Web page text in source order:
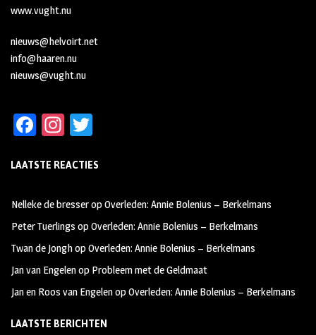
www.vught.nu
nieuws@helvoirt.net
info@haaren.nu
nieuws@vught.nu
Fa
b
oo
k
In
ag
m
tt
LAATSTE REACTIES
Nelleke de bresseropOverleden: Annie Bolenius – Berkelmans
Peter Tuerlings opOverleden: Annie Bolenius – Berkelmans
Twan de JonghopOverleden: Annie Bolenius – Berkelmans
Jan van Engelenop Probleem met de Geldmaat
Jan en Roos van EngelenopOverleden: Annie Bolenius – Berkelmans
LAATSTE BERICHTEN